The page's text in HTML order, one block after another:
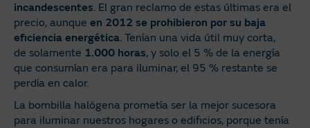
incandescentes. El gran reclamo de estas últimas era el
precio, aunque en 2012 se prohibieron por su baja
eficiencia energética. Tenían una vida útil muy corta,
de solamente 1.000 horas, y solo el 5 % de la energía
que consumían era para iluminar, el 95 % restante se
perdía en calor.
La bombilla halógena prometía ser la mejor sucesora
para iluminar nuestros hogares o edificios, porque tenía